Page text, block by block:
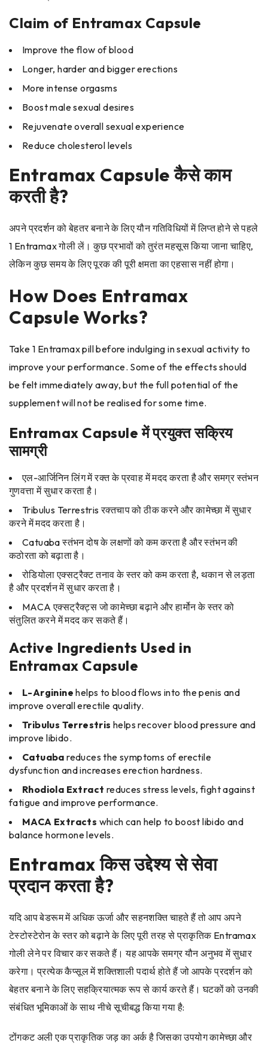
Claim of Entramax Capsule
Improve the flow of blood
Longer, harder and bigger erections
More intense orgasms
Boost male sexual desires
Rejuvenate overall sexual experience
Reduce cholesterol levels
Entramax Capsule कैसे काम
करती है?
अपने प्रदर्शन को बेहतर बनाने के लिए यौन गतिविधियों में लिप्त होने से पहले
1 Entramax गोली लें। कुछ प्रभावों को तुरंत महसूस किया जाना चाहिए,
लेकिन कुछ समय के लिए पूरक की पूरी क्षमता का एहसास नहीं होगा।
How Does Entramax
Capsule Works?
Take 1 Entramax pill before indulging in sexual activity to
improve your performance. Some of the effects should
be felt immediately away, but the full potential of the
supplement will not be realised for some time.
Entramax Capsule में प्रयुक्त सक्रिय
सामग्री
एल-आर्जिनिन लिंग में रक्त के प्रवाह में मदद करता है और समग्र स्तंभन
गुणवत्ता में सुधार करता है।
Tribulus Terrestris रक्तचाप को ठीक करने और कामेच्छा में सुधार
करने में मदद करता है।
Catuaba स्तंभन दोष के लक्षणों को कम करता है और स्तंभन की
कठोरता को बढ़ाता है।
रोडियोला एक्सट्रैक्ट तनाव के स्तर को कम करता है, थकान से लड़ता
है और प्रदर्शन में सुधार करता है।
MACA एक्सट्रैक्ट्स जो कामेच्छा बढ़ाने और हार्मोन के स्तर को
संतुलित करने में मदद कर सकते हैं।
Active Ingredients Used in
Entramax Capsule
L-Arginine helps to blood flows into the penis and
improve overall erectile quality.
Tribulus Terrestris helps recover blood pressure and
improve libido.
Catuaba reduces the symptoms of erectile
dysfunction and increases erection hardness.
Rhodiola Extract reduces stress levels, fight against
fatigue and improve performance.
MACA Extracts which can help to boost libido and
balance hormone levels.
Entramax किस उद्देश्य से सेवा
प्रदान करता है?
यदि आप बेडरूम में अधिक ऊर्जा और सहनशक्ति चाहते हैं तो आप अपने
टेस्टोस्टेरोन के स्तर को बढ़ाने के लिए पूरी तरह से प्राकृतिक Entramax
गोली लेने पर विचार कर सकते हैं। यह आपके समग्र यौन अनुभव में सुधार
करेगा। प्रत्येक कैप्सूल में शक्तिशाली पदार्थ होते हैं जो आपके प्रदर्शन को
बेहतर बनाने के लिए सहक्रियात्मक रूप से कार्य करते हैं। घटकों को उनकी
संबंधित भूमिकाओं के साथ नीचे सूचीबद्ध किया गया है:
टोंगकट अली एक प्राकृतिक जड़ का अर्क है जिसका उपयोग कामेच्छा और